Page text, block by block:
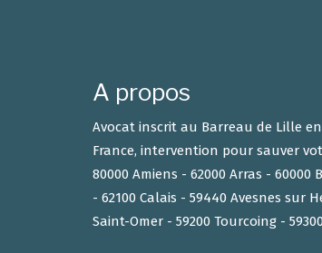
A propos
Avocat inscrit au Barreau de Lille
France, intervention pour sauver
80000 Amiens - 62000 Arras -
- 62100 Calais - 59440 Avesnes sur
Saint-Omer - 59200 Tourcoing -